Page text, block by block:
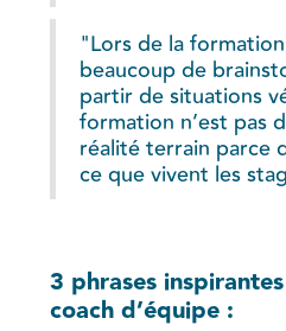
"Lors de la
beaucoup de
partir de situations
formation n’est pas
réalité terrain parce
ce que vivent les
3 phrases
coach d’équipe :